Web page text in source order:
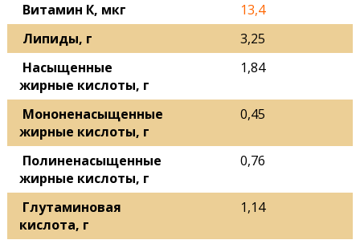
Витамин К, мкг
13,4
Липиды, г
3,25
Насыщенные
жирные кислоты, г
1,84
Мононенасыщенные
жирные кислоты, г
0,45
Полиненасыщенные
жирные кислоты, г
0,76
Глутаминовая
кислота, г
1,14